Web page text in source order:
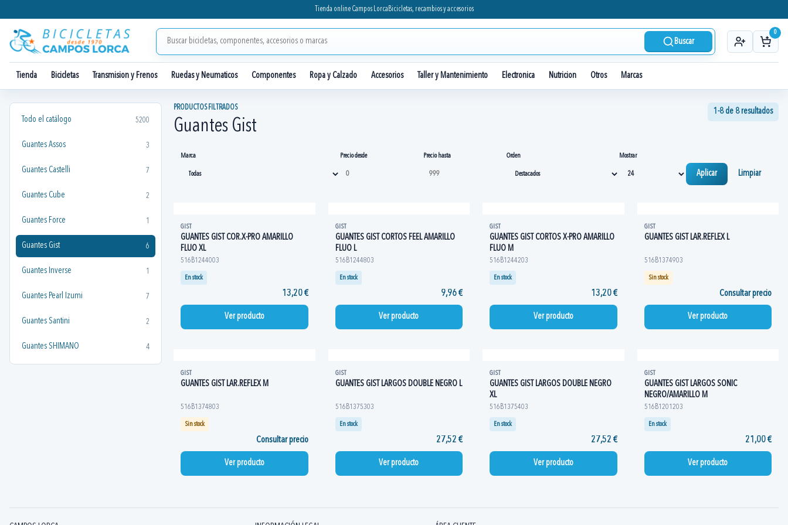
Tienda online Campos Lorca Bicicletas, recambios y accesorios
Buscar
0
Tienda Bicicletas Transmision y Frenos Ruedas y Neumaticos Componentes Ropa y Calzado Accesorios Taller y Mantenimiento Electronica Nutricion Otros Marcas
Todo el catálogo 5200
Guantes Assos 3
Guantes Castelli 7
Guantes Cube 2
Guantes Force 1
Guantes Gist 6
Guantes Inverse 1
Guantes Pearl Izumi 7
Guantes Santini 2
Guantes SHIMANO 4
PRODUCTOS FILTRADOS
Guantes Gist
1-8 de 8 resultados
Marca Precio desde Precio hasta Orden Mostrar
Aplicar Limpiar
GIST
GUANTES GIST COR.X-PRO AMARILLO
FLUO XL
516B1244003
En stock
13,20 €
Ver producto
GIST
GUANTES GIST CORTOS FEEL AMARILLO
FLUO L
516B1244803
En stock
9,96 €
Ver producto
GIST
GUANTES GIST CORTOS X-PRO AMARILLO
FLUO M
516B1244203
En stock
13,20 €
Ver producto
GIST
GUANTES GIST LAR.REFLEX L
516B1374903
Sin stock
Consultar precio
Ver producto
GIST
GUANTES GIST LAR.REFLEX M
516B1374803
Sin stock
Consultar precio
Ver producto
GIST
GUANTES GIST LARGOS DOUBLE NEGRO L
516B1375303
En stock
27,52 €
Ver producto
GIST
GUANTES GIST LARGOS DOUBLE NEGRO
XL
516B1375403
En stock
27,52 €
Ver producto
GIST
GUANTES GIST LARGOS SONIC
NEGRO/AMARILLO M
516B1201203
En stock
21,00 €
Ver producto